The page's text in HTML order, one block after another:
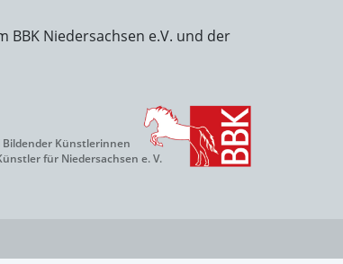
BBK Niedersachsen e.V. und der
Bildender Künstlerinnen
für Niedersachsen e. V.